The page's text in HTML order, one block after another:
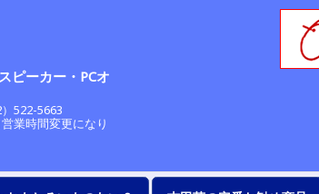
ピーカー・PCオ
092）522-5663
業時間変更になり